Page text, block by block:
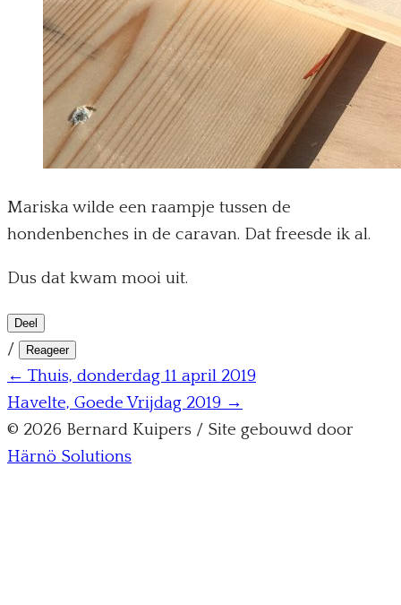
Mariska wilde een raampje tussen de
hondenbenches in de caravan. Dat freesde ik al.
Dus dat kwam mooi uit.
Deel
/ Reageer
← Thuis, donderdag 11 april 2019
Havelte, Goede Vrijdag 2019 →
© 2026 Bernard Kuipers / Site gebouwd door
Härnö Solutions